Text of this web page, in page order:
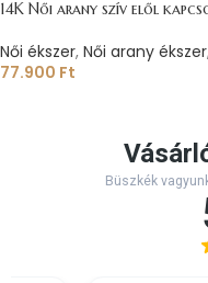
14K Női arany szív elől
Női ékszer, Női arany ékszer
77.900 Ft